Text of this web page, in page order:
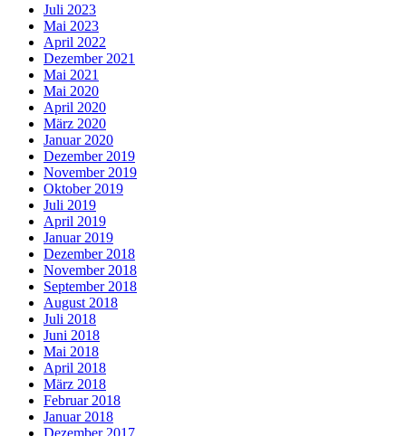
Juli 2023
Mai 2023
April 2022
Dezember 2021
Mai 2021
Mai 2020
April 2020
März 2020
Januar 2020
Dezember 2019
November 2019
Oktober 2019
Juli 2019
April 2019
Januar 2019
Dezember 2018
November 2018
September 2018
August 2018
Juli 2018
Juni 2018
Mai 2018
April 2018
März 2018
Februar 2018
Januar 2018
Dezember 2017